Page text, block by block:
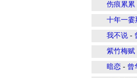
伤痕累累
十年一霎
我不说 -
紫竹梅赋
暗恋 - 曾